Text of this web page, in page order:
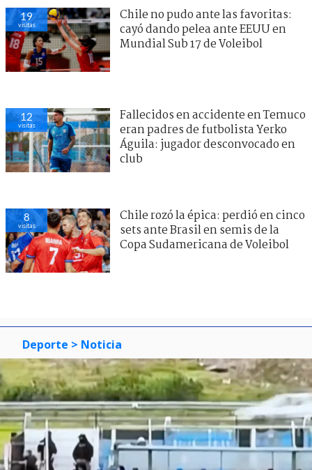
19
visitas
Chile no pudo ante las favoritas:
cayó dando pelea ante EEUU en
Mundial Sub 17 de Voleibol
12
visitas
Fallecidos en accidente en Temuco
eran padres de futbolista Yerko
Águila: jugador desconvocado en
club
8
visitas
Chile rozó la épica: perdió en cinco
sets ante Brasil en semis de la
Copa Sudamericana de Voleibol
Deporte > Noticia